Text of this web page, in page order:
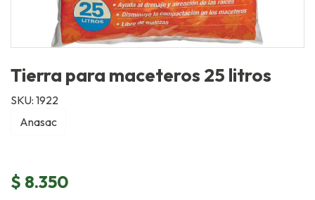
Tierra para maceteros 25 litros
SKU: 1922
Anasac
$ 8.350